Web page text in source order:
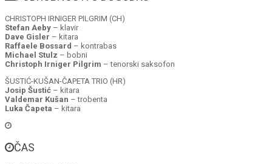
CHRISTOPH IRNIGER PILGRIM (CH)
Stefan Aeby – klavir
Dave Gisler – kitara
Raffaele Bossard – kontrabas
Michael Stulz – bobni
Christoph Irniger Pilgrim – tenorski saksofon
ŠUSTIĆ-KUŠAN-ČAPETA TRIO (HR)
Josip Šustić – kitara
Valdemar Kušan – trobenta
Luka Čapeta – kitara
ČAS